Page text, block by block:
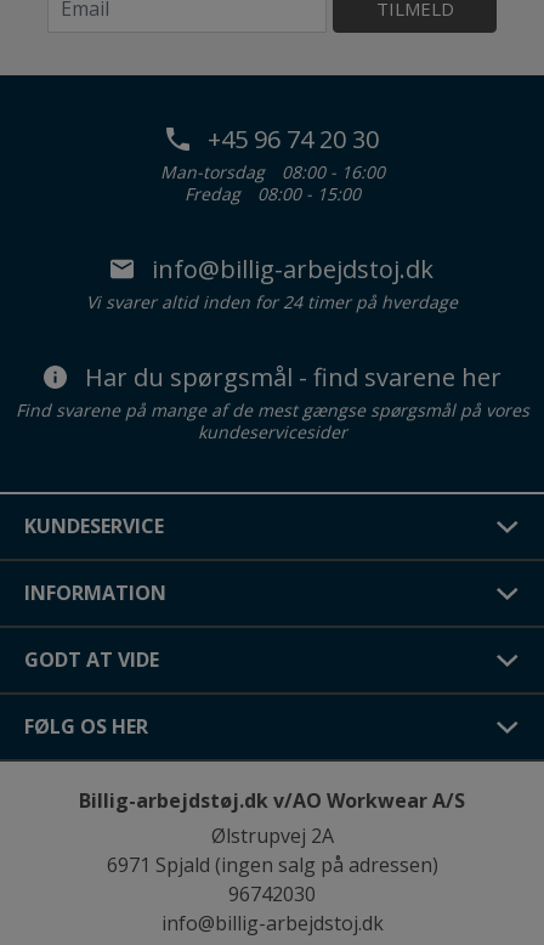
TILMELD
+45 96 74 20 30
Man-torsdag
08:00 - 16:00
Fredag
08:00 - 15:00
info@billig-arbejdstoj.dk
Vi svarer altid inden for 24 timer på hverdage
Har du spørgsmål - find svarene her
Find svarene på mange af de mest gængse spørgsmål på vores
kundeservicesider
KUNDESERVICE
INFORMATION
GODT AT VIDE
FØLG OS HER
Billig-arbejdstøj.dk v/AO Workwear A/S
Ølstrupvej 2A
6971 Spjald (ingen salg på adressen)
96742030
info@billig-arbejdstoj.dk